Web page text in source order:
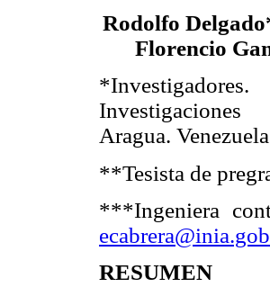
Rodolfo
Florencio
Aragua.
**Tesista de
***Ingeniera
RESUMEN